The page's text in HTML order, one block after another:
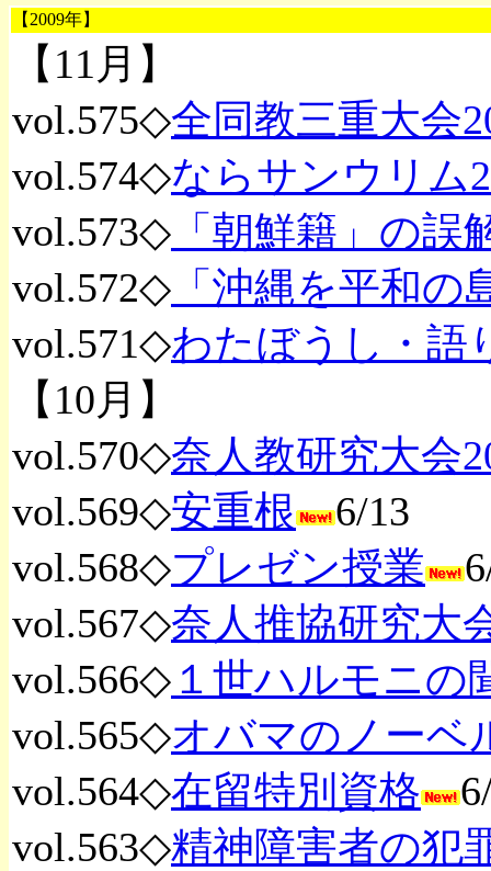
【2009年】
【11月】
vol.575◇全同教三重大会
vol.574◇ならサンウリム
vol.573◇ 「朝鮮籍」の誤
vol.572◇ 「沖縄を平和
vol.571◇わたぼうし・語
【10月】
vol.570◇奈人教研究大会
vol.569◇安重根
6/13
vol.568◇プレゼン授業
vol.567◇奈人推協研究大
vol.566◇ １世ハルモニの
vol.565◇オバマのノーベ
vol.564◇在留特別資格
vol.563◇精神障害者の犯